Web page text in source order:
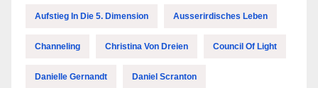
Aufstieg In Die 5. Dimension Ausserirdisches Leben
Channeling Christina Von Dreien Council Of Light
Danielle Gernandt Daniel Scranton